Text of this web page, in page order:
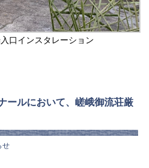
口インスタレーション
ールにおいて、嵯峨御流荘厳
せ